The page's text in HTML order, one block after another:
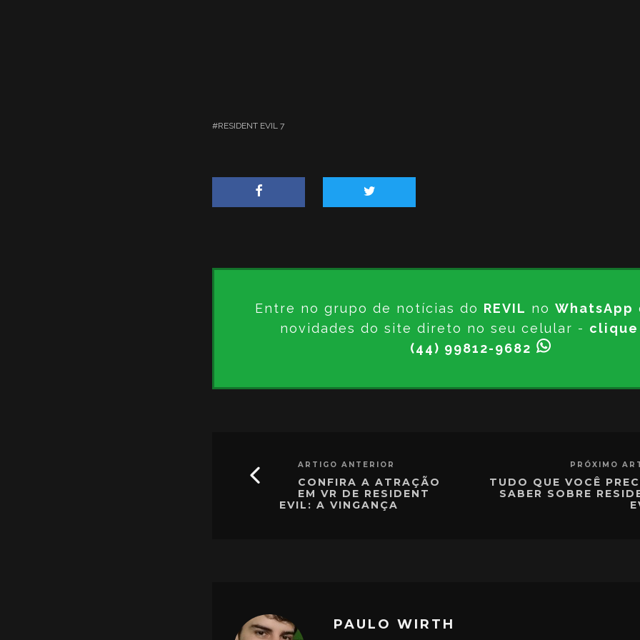
RESIDENT EVIL 7
Entre no grupo de notícias do REVIL no WhatsApp
novidades do site direto no seu celular - clique
(44) 99812-9682
ARTIGO ANTERIOR
CONFIRA A ATRAÇÃO
EM VR DE RESIDENT
EVIL: A VINGANÇA
PRÓXIMO
TUDO QUE VOCÊ
SABER SOBRE
PAULO WIRTH